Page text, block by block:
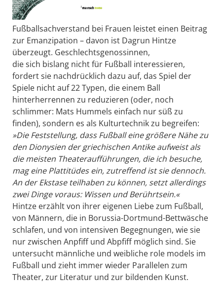
Fußballsachverstand bei Frauen leistet einen Beitrag
zur Emanzipation – davon ist Dagrun Hintze
überzeugt. Geschlechtsgenossinnen,
die sich bislang nicht für Fußball interessieren,
fordert sie nachdrücklich dazu auf, das Spiel der
Spiele nicht auf 22 Typen, die einem Ball
hinterherrennen zu reduzieren (oder, noch
schlimmer: Mats Hummels einfach nur süß zu
finden), sondern es als Kulturtechnik zu begreifen:
»Die Feststellung, dass Fußball eine größere Nähe zu
den Dionysien der griechischen Antike aufweist als
die meisten Theateraufführungen, die ich besuche,
mag eine Plattitüdes ein, zutreffend ist sie dennoch.
An der Ekstase teilhaben zu können, setzt allerdings
zwei Dinge voraus: Wissen und Berührtsein.«
Hintze erzählt von ihrer eigenen Liebe zum Fußball,
von Männern, die in Borussia-Dortmund-Bettwäsche
schlafen, und von intensiven Begegnungen, wie sie
nur zwischen Anpfiff und Abpfiff möglich sind. Sie
untersucht männliche und weibliche role models im
Fußball und zieht immer wieder Parallelen zum
Theater, zur Literatur und zur bildenden Kunst.